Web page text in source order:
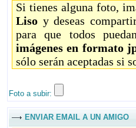
Si tienes alguna foto,
Liso y deseas
para que todos
imágenes en formato
sólo serán aceptadas si
Foto a subir:
ENVIAR EMAIL A UN AMIGO